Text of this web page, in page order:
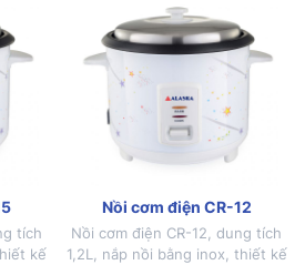
tích
kế
Nồi cơm điện CR-12
Nồi cơm điện CR-12, dung tích
1,2L, nắp nồi bằng inox, thiết kế